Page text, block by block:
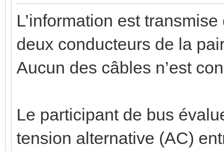
L’information est
deux conducteurs de la
Aucun des câbles n’est
Le participant de bus
tension alternative (AC)